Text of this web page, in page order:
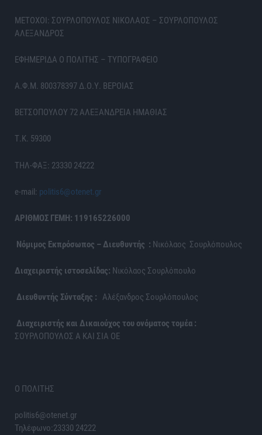
ΜΕΤΟΧΟΙ: ΣΟΥΡΛΟΠΟΥΛΟΣ ΝΙΚΟΛΑΟΣ – ΣΟΥΡΛΟΠΟΥΛΟΣ
ΑΛΕΞΑΝΔΡΟΣ
ΕΦΗΜΕΡΙΔΑ Ο ΠΟΛΙΤΗΣ – ΤΥΠΟΓΡΑΦΕΙΟ
Α.Φ.Μ. 800378397 Δ.Ο.Υ. ΒΕΡΟΙΑΣ
ΒΕΤΣΟΠΟΥΛΟΥ 72 ΑΛΕΞΑΝΔΡΕΙΑ ΗΜΑΘΙΑΣ
Τ.Κ. 59300
ΤΗΛ-ΦΑΞ: 23330 24222
e-mail: politis6@otenet.gr
ΑΡΙΘΜΟΣ ΓΕΜΗ: 119165226000
Νόμιμος Εκπρόσωπος – Διευθυντής : Νικόλαος Σουρλόπουλος
Διαχειριστής ιστοσελίδας: Νικόλαος Σουρλόπουλο
Διευθυντής Σύνταξης : Αλέξανδρος Σουρλόπουλος
Διαχειριστής και Δικαιούχος του ονόματος τομέα :
ΣΟΥΡΛΟΠΟΥΛΟΣ Α ΚΑΙ ΣΙΑ ΟΕ
Ο ΠΟΛΙΤΗΣ
politis6@otenet.gr
Τηλέφωνο:23330 24222